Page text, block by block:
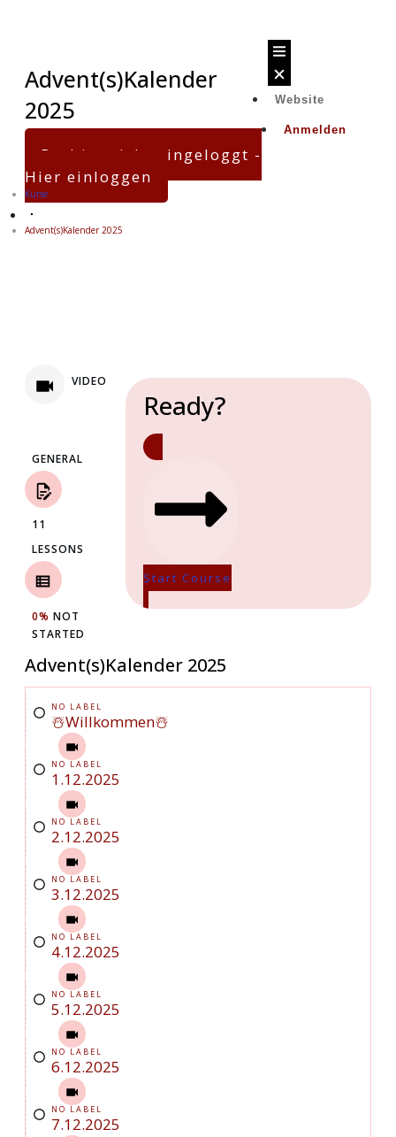
Website
Anmelden
Advent(s)Kalender
2025
Du bist nicht eingeloggt -
Hier einloggen
Kurse
Advent(s)Kalender 2025
VIDEO
GENERAL
11
LESSONS
0% NOT
STARTED
Ready?
Start Course
Advent(s)Kalender 2025
NO LABEL
☃️Willkommen☃️
NO LABEL
1.12.2025
NO LABEL
2.12.2025
NO LABEL
3.12.2025
NO LABEL
4.12.2025
NO LABEL
5.12.2025
NO LABEL
6.12.2025
NO LABEL
7.12.2025